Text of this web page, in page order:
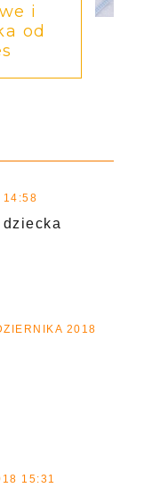
i
od
14:58
2018
15:31